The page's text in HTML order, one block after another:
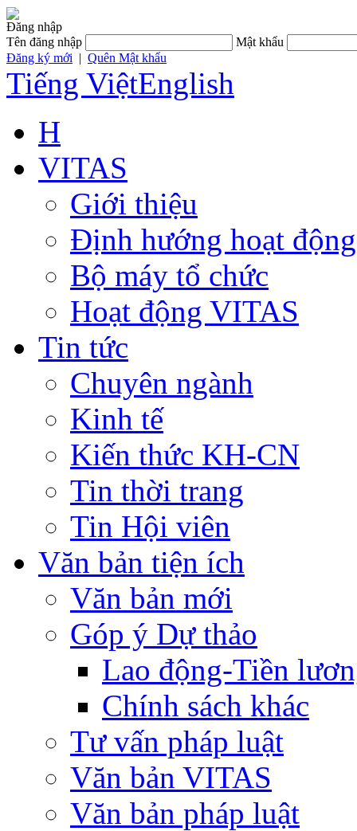
Đăng nhập
Tên đăng nhập
Mật khẩu
Đăng ký mới | Quên Mật khẩu
Tiếng ViệtEnglish
H
VITAS
Giới thiệu
Định hướng hoạt động
Bộ máy tổ chức
Hoạt động VITAS
Tin tức
Chuyên ngành
Kinh tế
Kiến thức KH-CN
Tin thời trang
Tin Hội viên
Văn bản tiện ích
Văn bản mới
Góp ý Dự thảo
Lao động-Tiền
Chính sách khác
Tư vấn pháp luật
Văn bản VITAS
Văn bản pháp luật